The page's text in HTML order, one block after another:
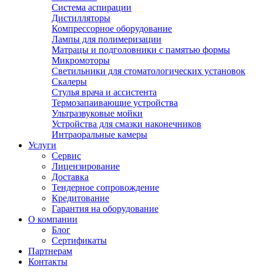
Система аспирации
Дистилляторы
Компрессорное оборудование
Лампы для полимеризации
Матрацы и подголовники с памятью формы
Микромоторы
Светильники для стоматологических установок
Скалеры
Стулья врача и ассистента
Термозапаивающие устройства
Ультразвуковые мойки
Устройства для смазки наконечников
Интраоральные камеры
Услуги
Сервис
Лицензирование
Доставка
Тендерное сопровождение
Кредитование
Гарантия на оборудование
О компании
Блог
Сертификаты
Партнерам
Контакты